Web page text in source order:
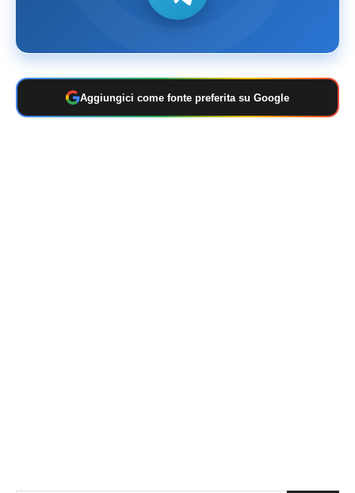
Aggiungici come fonte preferita su Google